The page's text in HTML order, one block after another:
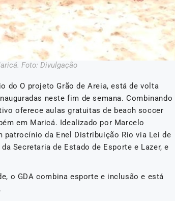
Foto: Divulgação
do O projeto Grão de Areia, está de volta
neste fim de semana. Combinando
oferece aulas gratuitas de beach soccer
em Maricá. Idealizado por Marcelo
patrocínio da Enel Distribuição Rio via Lei de
Secretaria de Estado de Esporte e Lazer, e
o GDA combina esporte e inclusão e está